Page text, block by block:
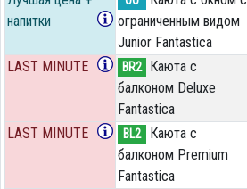
напитки
ограниченным видом
Junior Fantastica
LAST MINUTE BR2
Каюта с
балконом Deluxe
Fantastica
LAST MINUTE BL2
Каюта с
балконом Premium
Fantastica